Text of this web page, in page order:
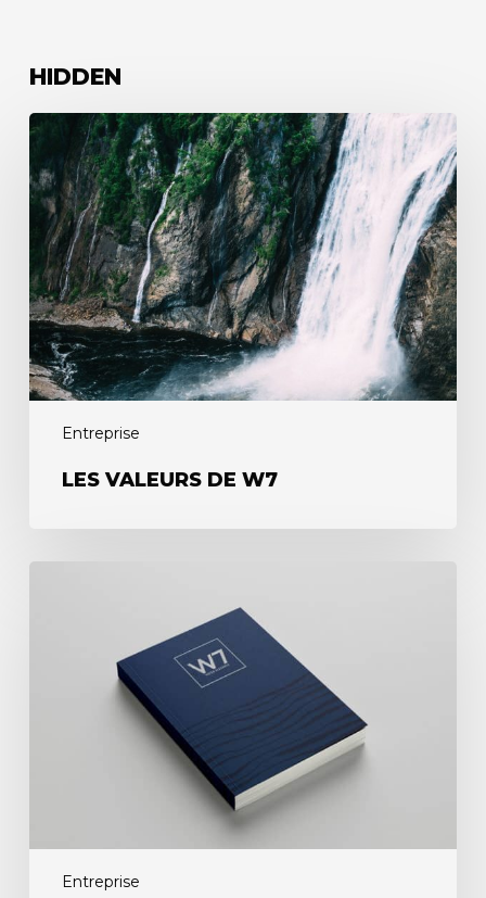
HIDDEN
Entreprise
LES VALEURS DE W7
Entreprise